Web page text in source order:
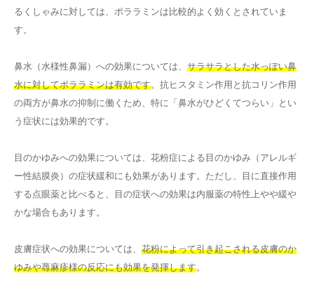
るくしゃみに対しては、ポララミンは比較的よく効くとされていま
す。
鼻水（水様性鼻漏）への効果については、 サラサラとした水っぽい鼻
水に対してポララミンは有効です。抗ヒスタミン作用と抗コリン作用
の両方が鼻水の抑制に働くため、特に「鼻水がひどくてつらい」とい
う症状には効果的です。
目のかゆみへの効果については、花粉症による目のかゆみ（アレルギ
ー性結膜炎）の症状緩和にも効果があります。ただし、目に直接作用
する点眼薬と比べると、目の症状への効果は内服薬の特性上やや緩や
かな場合もあります。
皮膚症状への効果については、 花粉によって引き起こされる皮膚のか
ゆみや蕁麻疹様の反応にも効果を発揮します。